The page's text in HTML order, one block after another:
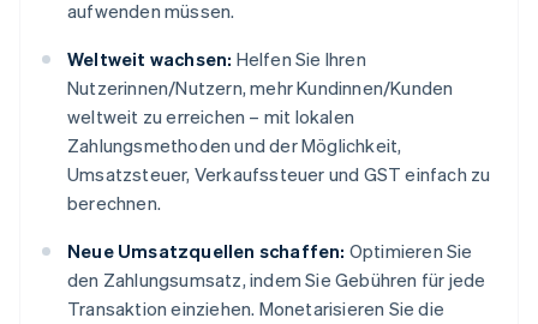
aufwenden müssen.
Weltweit wachsen: Helfen Sie Ihren
Nutzerinnen/Nutzern, mehr Kundinnen/Kunden
weltweit zu erreichen – mit lokalen
Zahlungsmethoden und der Möglichkeit,
Umsatzsteuer, Verkaufssteuer und GST einfach zu
berechnen.
Neue Umsatzquellen schaffen: Optimieren Sie
den Zahlungsumsatz, indem Sie Gebühren für jede
Transaktion einziehen. Monetarisieren Sie die